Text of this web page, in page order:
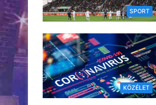
SPORT
KÖZÉLET